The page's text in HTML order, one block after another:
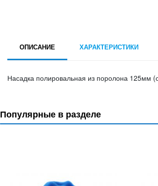
ОПИСАНИЕ ХАРАКТЕРИСТИКИ
Насадка полировальная из поролона 125мм
Популярные в разделе